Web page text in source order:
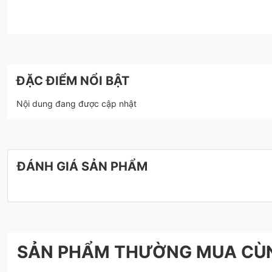
ĐẶC ĐIỂM NỔI BẬT
Nội dung đang được cập nhật
ĐÁNH GIÁ SẢN PHẨM
SẢN PHẨM THƯỜNG MUA